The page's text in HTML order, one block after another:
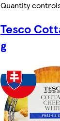
Quantity
Tesco
g